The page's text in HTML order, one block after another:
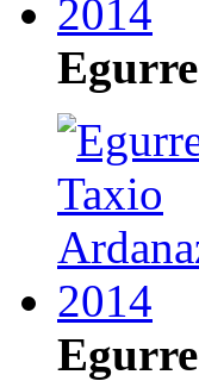
Egurre
Egurre